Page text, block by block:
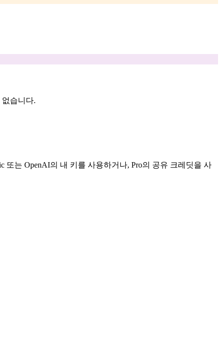
습니다.
는 OpenAI의 내 키를 사용하거나, Pro의 공유 크레딧을 사